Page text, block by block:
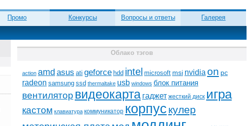
Промо Конкурсы Вопросы и ответы Галерея
Облако тэгов
action amd asus ati geforce hdd intel microsoft msi nvidia on pc
radeon samsung ssd thermaltake usb windows блок питания
вентилятор видеокарта гаджет жесткий диск игра
кастом клавиатура коммуникатор корпус кулер